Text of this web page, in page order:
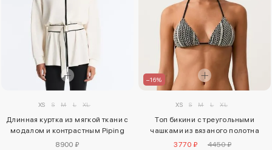
XS S M L XL
Длинная куртка из мягкой ткани с
модалом и контрастным Piping
8900 ₽
–16%
XS S M L XL
Топ бикини с треугольными
чашками из вязаного полотна
3770 ₽
4450 ₽